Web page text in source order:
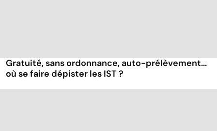
Gratuité, sans ordonnance, auto-prélèvement...
où se faire dépister les IST ?